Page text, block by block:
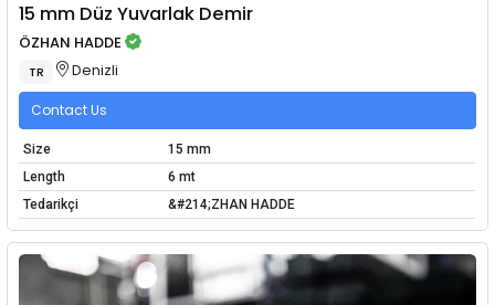
15 mm Düz Yuvarlak Demir
ÖZHAN HADDE
TR Denizli
Contact Us
Size
15 mm
Length
6 mt
Tedarikçi
&#214;ZHAN HADDE